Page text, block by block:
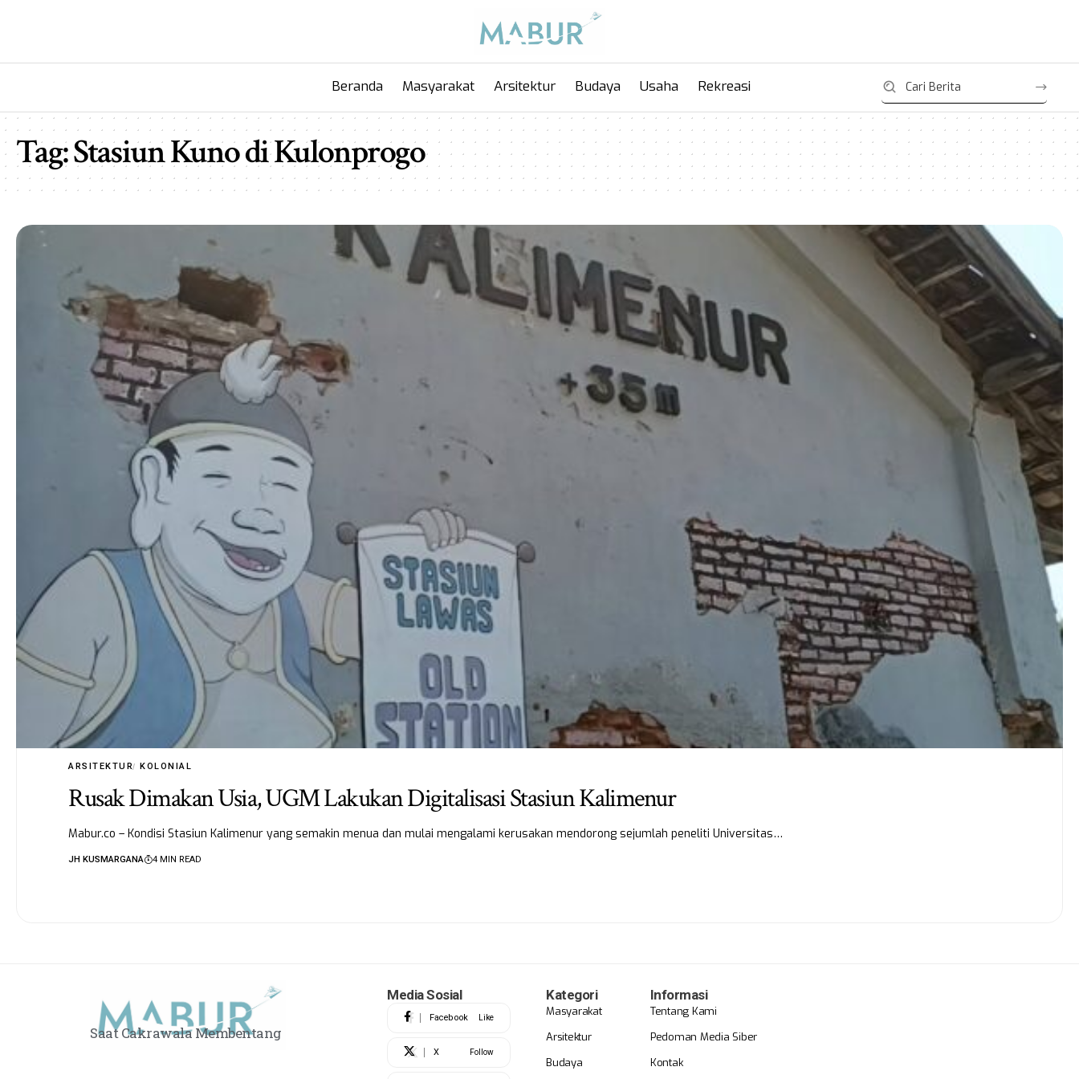
Beranda Masyarakat Arsitektur Budaya Usaha Rekreasi
Tag:Stasiun Kuno di Kulonprogo
ARSITEKTUR KOLONIAL
Rusak Dimakan Usia, UGM Lakukan Digitalisasi Stasiun Kalimenur
Mabur.co – Kondisi Stasiun Kalimenur yang semakin menua dan mulai mengalami kerusakan mendorong sejumlah peneliti Universitas…
JH KUSMARGANA 4 MIN READ
Saat Cakrawala Membentang
Media Sosial
Facebook Like
X Follow
Kategori
Masyarakat
Arsitektur
Budaya
Informasi
Tentang Kami
Pedoman Media Siber
Kontak